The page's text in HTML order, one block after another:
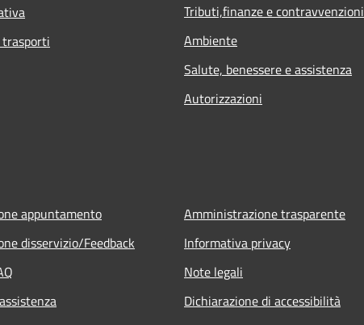
Tributi,finanze e contravvenzioni
Ambiente
Salute, benessere e assistenza
Autorizzazioni
appuntamento
disservizio/Feedback
Amministrazione trasparente
Informativa privacy
Note legali
Dichiarazione di accessibilità